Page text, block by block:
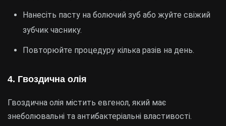
Нанесіть пасту на болючий зуб або жуйте свіжий
зубчик часнику.
Повторюйте процедуру кілька разів на день.
4. Гвоздична олія
Гвоздична олія містить евгенол, який має
знеболювальні та антибактеріальні властивості.